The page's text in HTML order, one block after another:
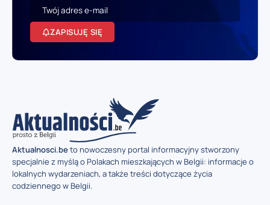
ZAPISUJĘ SIĘ
Aktualnosci.beto nowoczesny portal informacyjny stworzony
specjalnie z myślą o Polakach mieszkających w Belgii: informacje o
lokalnych wydarzeniach, a także treści dotyczące życia
codziennego w Belgii.